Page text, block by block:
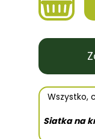
Wszystko,
Siatka na